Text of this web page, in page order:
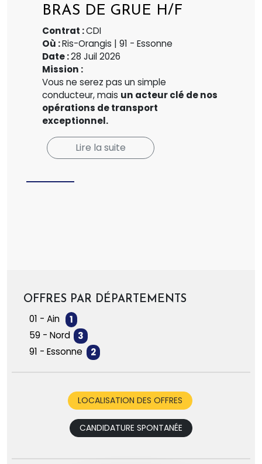
OFFRES PAR DÉPARTEMENTS
01 - Ain
1
59 - Nord
3
91 - Essonne
2
LOCALISATION DES OFFRES
CANDIDATURE SPONTANÉE
BRAS DE GRUE H/F
Contrat :CDI
Où :Ris-Orangis | 91 - Essonne
Date :28 Juil 2026
Mission :
Vous ne serez pas un simple
conducteur, mais un acteur clé de nos
opérations de transport
exceptionnel.
Lire la suite